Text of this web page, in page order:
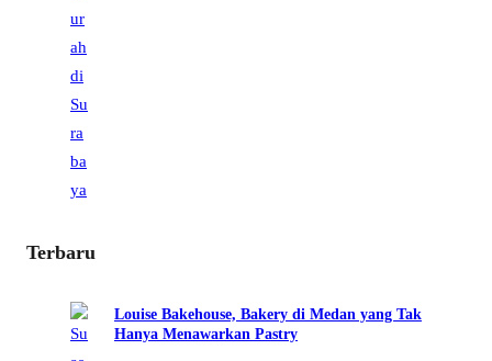
Terbaru
Louise Bakehouse, Bakery di Medan yang Tak
Hanya Menawarkan Pastry